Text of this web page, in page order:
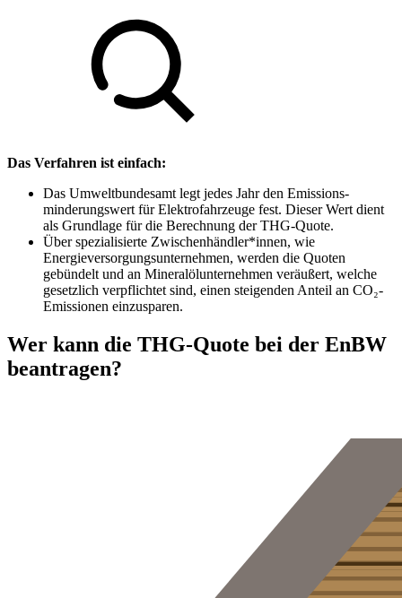
Das Verfahren ist einfach:
Das Umweltbundesamt legt jedes Jahr den Emissions­
minderungswert für Elektrofahrzeuge fest. Dieser Wert dient
als Grundlage für die Berechnung der THG-Quote.
Über spezialisierte Zwischen­händler*innen, wie
Energieversorgungs­unternehmen, werden die Quoten
gebündelt und an Mineralöl­unternehmen veräußert, welche
gesetzlich verpflichtet sind, einen steigenden Anteil an CO₂-
Emissionen einzusparen.
Wer kann die THG-Quote bei der EnBW
beantragen?